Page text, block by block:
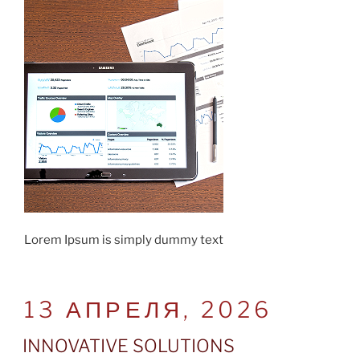
Lorem Ipsum is simply dummy text
POSTED
ON
13 АПРЕЛЯ, 2026
INNOVATIVE SOLUTIONS